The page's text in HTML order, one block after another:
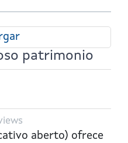
patrimonio
aberto) ofrece